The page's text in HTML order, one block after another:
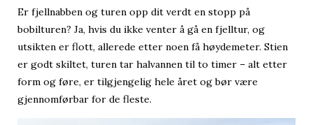
Er fjellnabben og turen opp dit verdt en stopp på
bobilturen? Ja, hvis du ikke venter å gå en fjelltur, og
utsikten er flott, allerede etter noen få høydemeter. Stien
er godt skiltet, turen tar halvannen til to timer – alt etter
form og føre, er tilgjengelig hele året og bør være
gjennomførbar for de fleste.